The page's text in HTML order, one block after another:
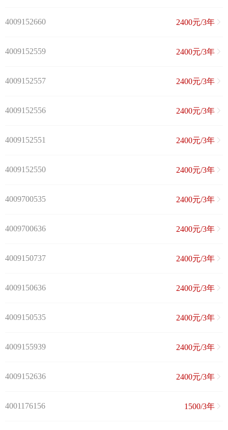
4009152660 2400元/3年
4009152559 2400元/3年
4009152557 2400元/3年
4009152556 2400元/3年
4009152551 2400元/3年
4009152550 2400元/3年
4009700535 2400元/3年
4009700636 2400元/3年
4009150737 2400元/3年
4009150636 2400元/3年
4009150535 2400元/3年
4009155939 2400元/3年
4009152636 2400元/3年
4001176156 1500/3年